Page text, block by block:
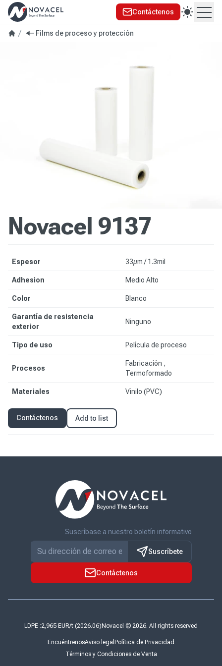
Contáctenos
Films de proceso y protección
Novacel 9137
Espesor 33µm / 1.3mil
Adhesion Medio Alto
Color Blanco
Garantía de resistencia
exterior
Ninguno
Tipo de uso Película de proceso
Procesos
Fabricación ,
Termoformado
Materiales Vinilo (PVC)
Contáctenos Add to list
Contáctenos
Suscríbase a nuestro boletín informativo
Suscríbete
LDPE : Novacel © 2026. All rights reserved
EncuéntrenosAviso legal Política de Privacidad
Términos y Condiciones de Venta